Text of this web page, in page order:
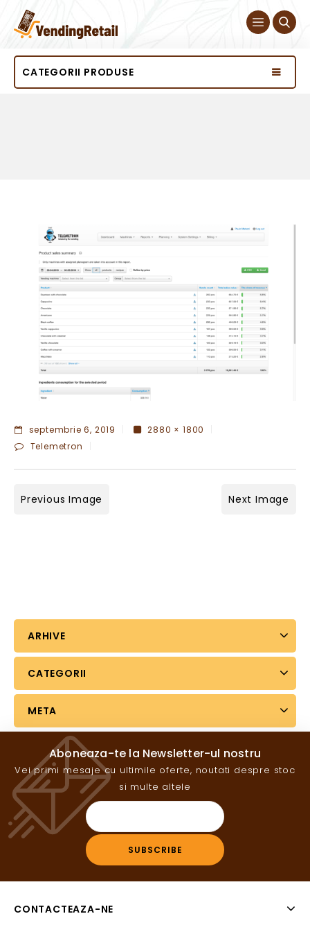
CATEGORII PRODUSE
septembrie 6, 2019
2880 × 1800
Telemetron
Previous Image Next Image
ARHIVE
CATEGORII
META
Aboneaza-te la Newsletter-ul nostru
Vei primi mesaje cu ultimile oferte, noutati despre stoc
si multe altele
CONTACTEAZA-NE